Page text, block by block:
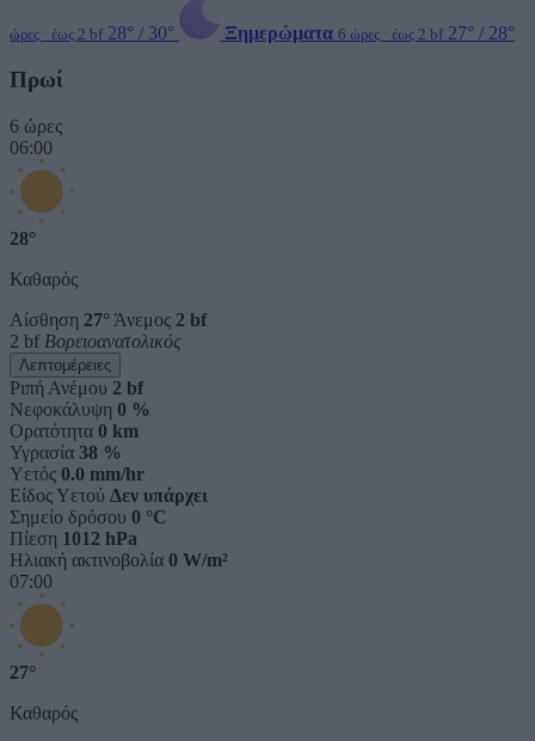
ώρες · έως 2 bf 28° / 30° Ξημερώματα 6 ώρες · έως 2 bf 27° / 28°
Πρωί
6 ώρες
06:00
28°
Καθαρός
Αίσθηση 27° Άνεμος 2 bf
2 bf Βορειοανατολικός
Λεπτομέρειες
Ριπή Ανέμου 2 bf
Νεφοκάλυψη 0 %
Ορατότητα 0 km
Υγρασία 38 %
Υετός 0.0 mm/hr
Είδος Υετού Δεν υπάρχει
Σημείο δρόσου 0 °C
Πίεση 1012 hPa
Ηλιακή ακτινοβολία 0 W/m²
07:00
27°
Καθαρός